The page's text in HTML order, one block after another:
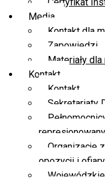
Media
Kontakt dla
Zapowiedzi
Materiały
Kontakt
Kontakt
Sekretariaty
Organizacje
opozycji i